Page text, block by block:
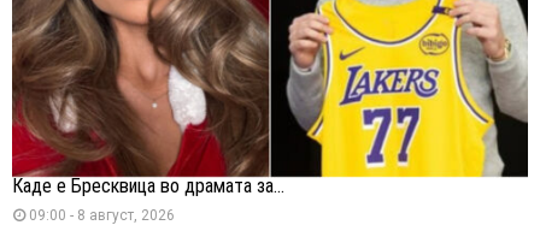
Каде е Бресквица во драмата за...
09:00 - 8 август, 2026